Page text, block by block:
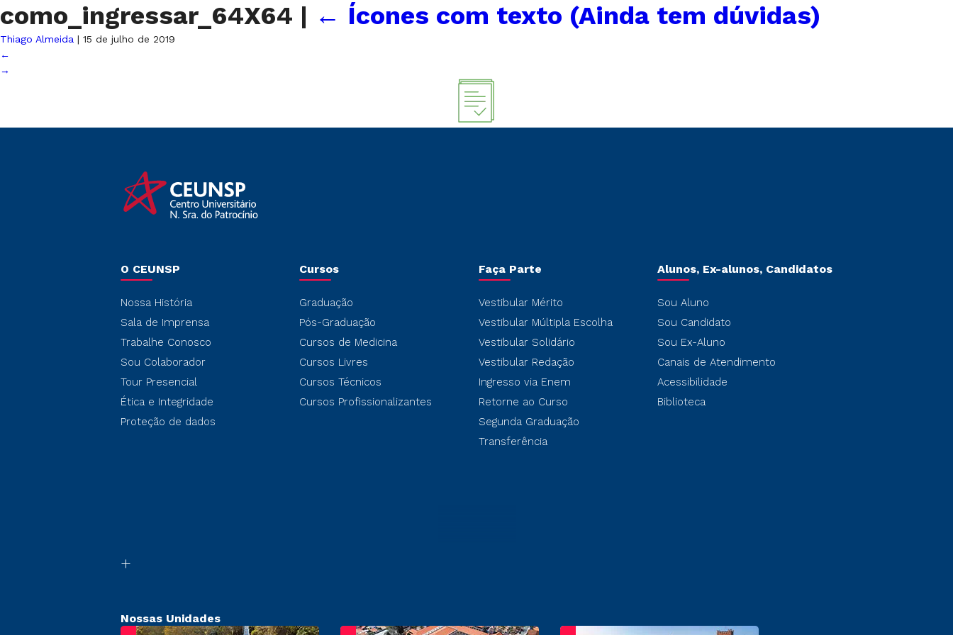
como_ingressar_64X64 | ← Ícones com texto (Ainda tem dúvidas)
Thiago Almeida | 15 de julho de 2019
←
→
O CEUNSP
Nossa História
Sala de Imprensa
Trabalhe Conosco
Sou Colaborador
Tour Presencial
Ética e Integridade
Proteção de dados
Cursos
Graduação
Pós-Graduação
Cursos de Medicina
Cursos Livres
Cursos Técnicos
Cursos Profissionalizantes
Faça Parte
Vestibular Mérito
Vestibular Múltipla Escolha
Vestibular Solidário
Vestibular Redação
Ingresso via Enem
Retorne ao Curso
Segunda Graduação
Transferência
Alunos, Ex-alunos, Candidatos
Sou Aluno
Sou Candidato
Sou Ex-Aluno
Canais de Atendimento
Acessibilidade
Biblioteca
Nossas Unidades